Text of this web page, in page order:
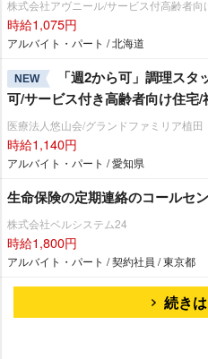
株式会社アヴニール/サービス付高齢者向
時給1,075円
アルバイト・パート / 北海道
NEW
「週2から可」調理ス
可/サービス付き高齢者向け住宅/
医療法人悠山会/グランドファミリア植田
時給1,140円
アルバイト・パート / 愛知県
生命保険の定期連絡のコールセ
株式会社ベルシステム24
時給1,800円
アルバイト・パート / 契約社員 / 東京都
続き